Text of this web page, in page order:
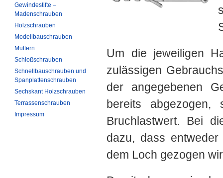
Um die jeweiligen
zulässigen
der angegebenen
bereits
Bruchlastwert. Bei
dazu, dass
dem Loch gezogen
Gewindestifte –
Madenschrauben
Holzschrauben
Modellbauschrauben
Muttern
Schloßschrauben
Schnellbauschrauben und
Spanplattenschrauben
Sechskant Holzschrauben
Terrassenschrauben
Impressum